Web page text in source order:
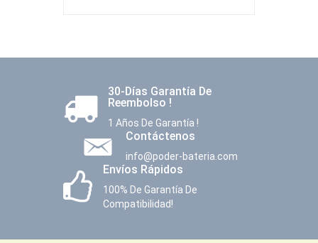
30-Días Garantía De
Reembolso !
1 Años De Garantía !
Contáctenos
info@poder-bateria.com
Envíos Rápidos
100% De Garantía De
Compatibilidad!